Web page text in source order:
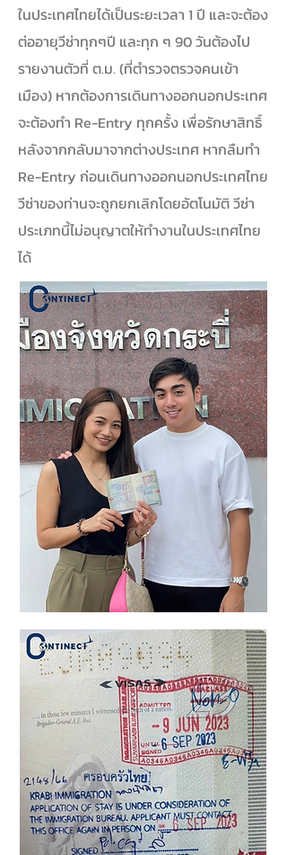
ในประเทศไทยได้เป็นระยะเวลา 1 ปี และจะต้อง
ต่ออายุวีซ่าทุกๆปี และทุก ๆ 90 วันต้องไป
รายงานตัวที่ ต.ม. (ที่ตำรวจตรวจคนเข้า
เมือง) หากต้องการเดินทางออกนอกประเทศ
จะต้องทำ Re-Entry ทุกครั้ง เพื่อรักษาสิทธิ์
หลังจากกลับมาจากต่างประเทศ หากลืมทำ
Re-Entry ก่อนเดินทางออกนอกประเทศไทย
วีซ่าของท่านจะถูกยกเลิกโดยอัตโนมัติ วีซ่า
ประเภทนี้ไม่อนุญาตให้ทำงานในประเทศไทย
ได้